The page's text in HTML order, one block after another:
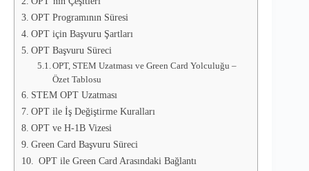
OPT Programının Süresi
OPT için Başvuru Şartları
OPT Başvuru Süreci
OPT, STEM Uzatması ve Green Card Yolculuğu –
Özet Tablosu
STEM OPT Uzatması
OPT ile İş Değiştirme Kuralları
OPT ve H-1B Vizesi
Green Card Başvuru Süreci
OPT ile Green Card Arasındaki Bağlantı